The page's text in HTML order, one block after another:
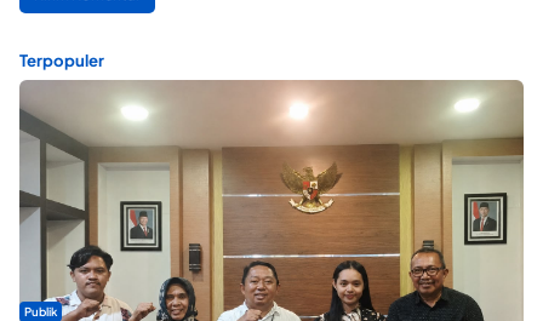
Terpopuler
Publik